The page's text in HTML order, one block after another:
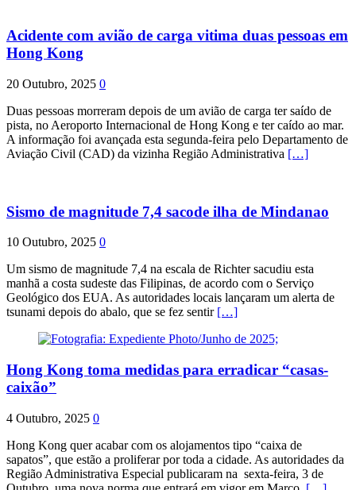
Acidente com avião de carga vitima duas pessoas em
Hong Kong
20 Outubro, 2025 0
Duas pessoas morreram depois de um avião de carga ter saído de
pista, no Aeroporto Internacional de Hong Kong e ter caído ao mar.
A informação foi avançada esta segunda-feira pelo Departamento de
Aviação Civil (CAD) da vizinha Região Administrativa […]
Sismo de magnitude 7,4 sacode ilha de Mindanao
10 Outubro, 2025 0
Um sismo de magnitude 7,4 na escala de Richter sacudiu esta
manhã a costa sudeste das Filipinas, de acordo com o Serviço
Geológico dos EUA. As autoridades locais lançaram um alerta de
tsunami depois do abalo, que se fez sentir […]
Hong Kong toma medidas para erradicar “casas-
caixão”
4 Outubro, 2025 0
Hong Kong quer acabar com os alojamentos tipo “caixa de
sapatos”, que estão a proliferar por toda a cidade. As autoridades da
Região Administrativa Especial publicaram na sexta-feira, 3 de